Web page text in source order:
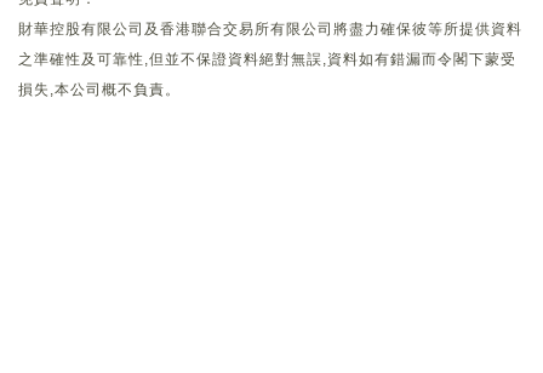
財華控股有限公司及香港聯合交易所有限公司將盡力確保彼等所提供資料
之準確性及可靠性,但並不保證資料絕對無誤,資料如有錯漏而令閣下蒙受
損失,本公司概不負責。